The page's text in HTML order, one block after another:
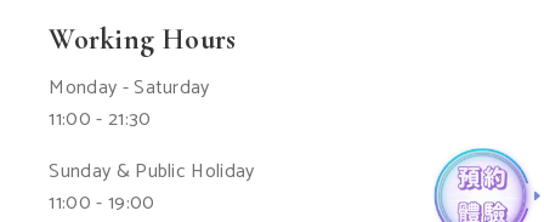
Working Hours
Monday - Saturday
11:00 - 21:30
Sunday & Public Holiday
11:00 - 19:00